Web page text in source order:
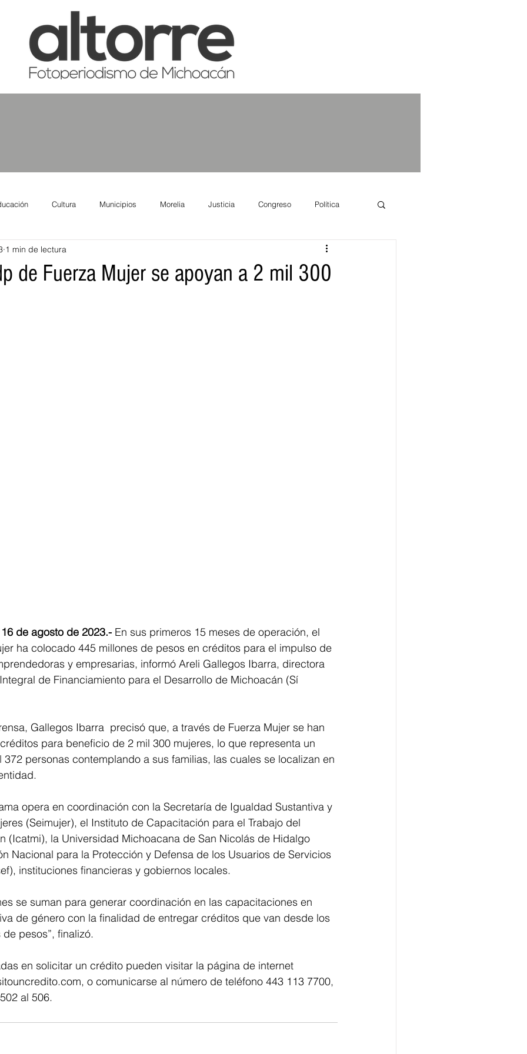
Cultura Municipios Morelia Justicia Congreso Política
Salud
de Fuerza Mujer se apoyan a 2 mil 300
1 min de lectura
de agosto de 2023.- En sus primeros 15 meses de operación, el
ha colocado 445 millones de pesos en créditos para el impulso de
y empresarias, informó Areli Gallegos Ibarra, directora
de Financiamiento para el Desarrollo de Michoacán (Sí
Gallegos Ibarra  precisó que, a través de Fuerza Mujer se han
para beneficio de 2 mil 300 mujeres, lo que representa un
personas contemplando a sus familias, las cuales se localizan en
opera en coordinación con la Secretaría de Igualdad Sustantiva y
(Seimujer), el Instituto de Capacitación para el Trabajo del
(Icatmi), la Universidad Michoacana de San Nicolás de Hidalgo
Nacional para la Protección y Defensa de los Usuarios de Servicios
instituciones financieras y gobiernos locales.
se suman para generar coordinación en las capacitaciones en
de género con la finalidad de entregar créditos que van desde los
pesos”, finalizó.
en solicitar un crédito pueden visitar la página de internet
o comunicarse al número de teléfono 443 113 7700,
al 506.